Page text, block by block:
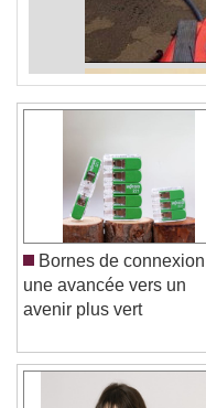
Bornes de connexion :
une avancée vers un